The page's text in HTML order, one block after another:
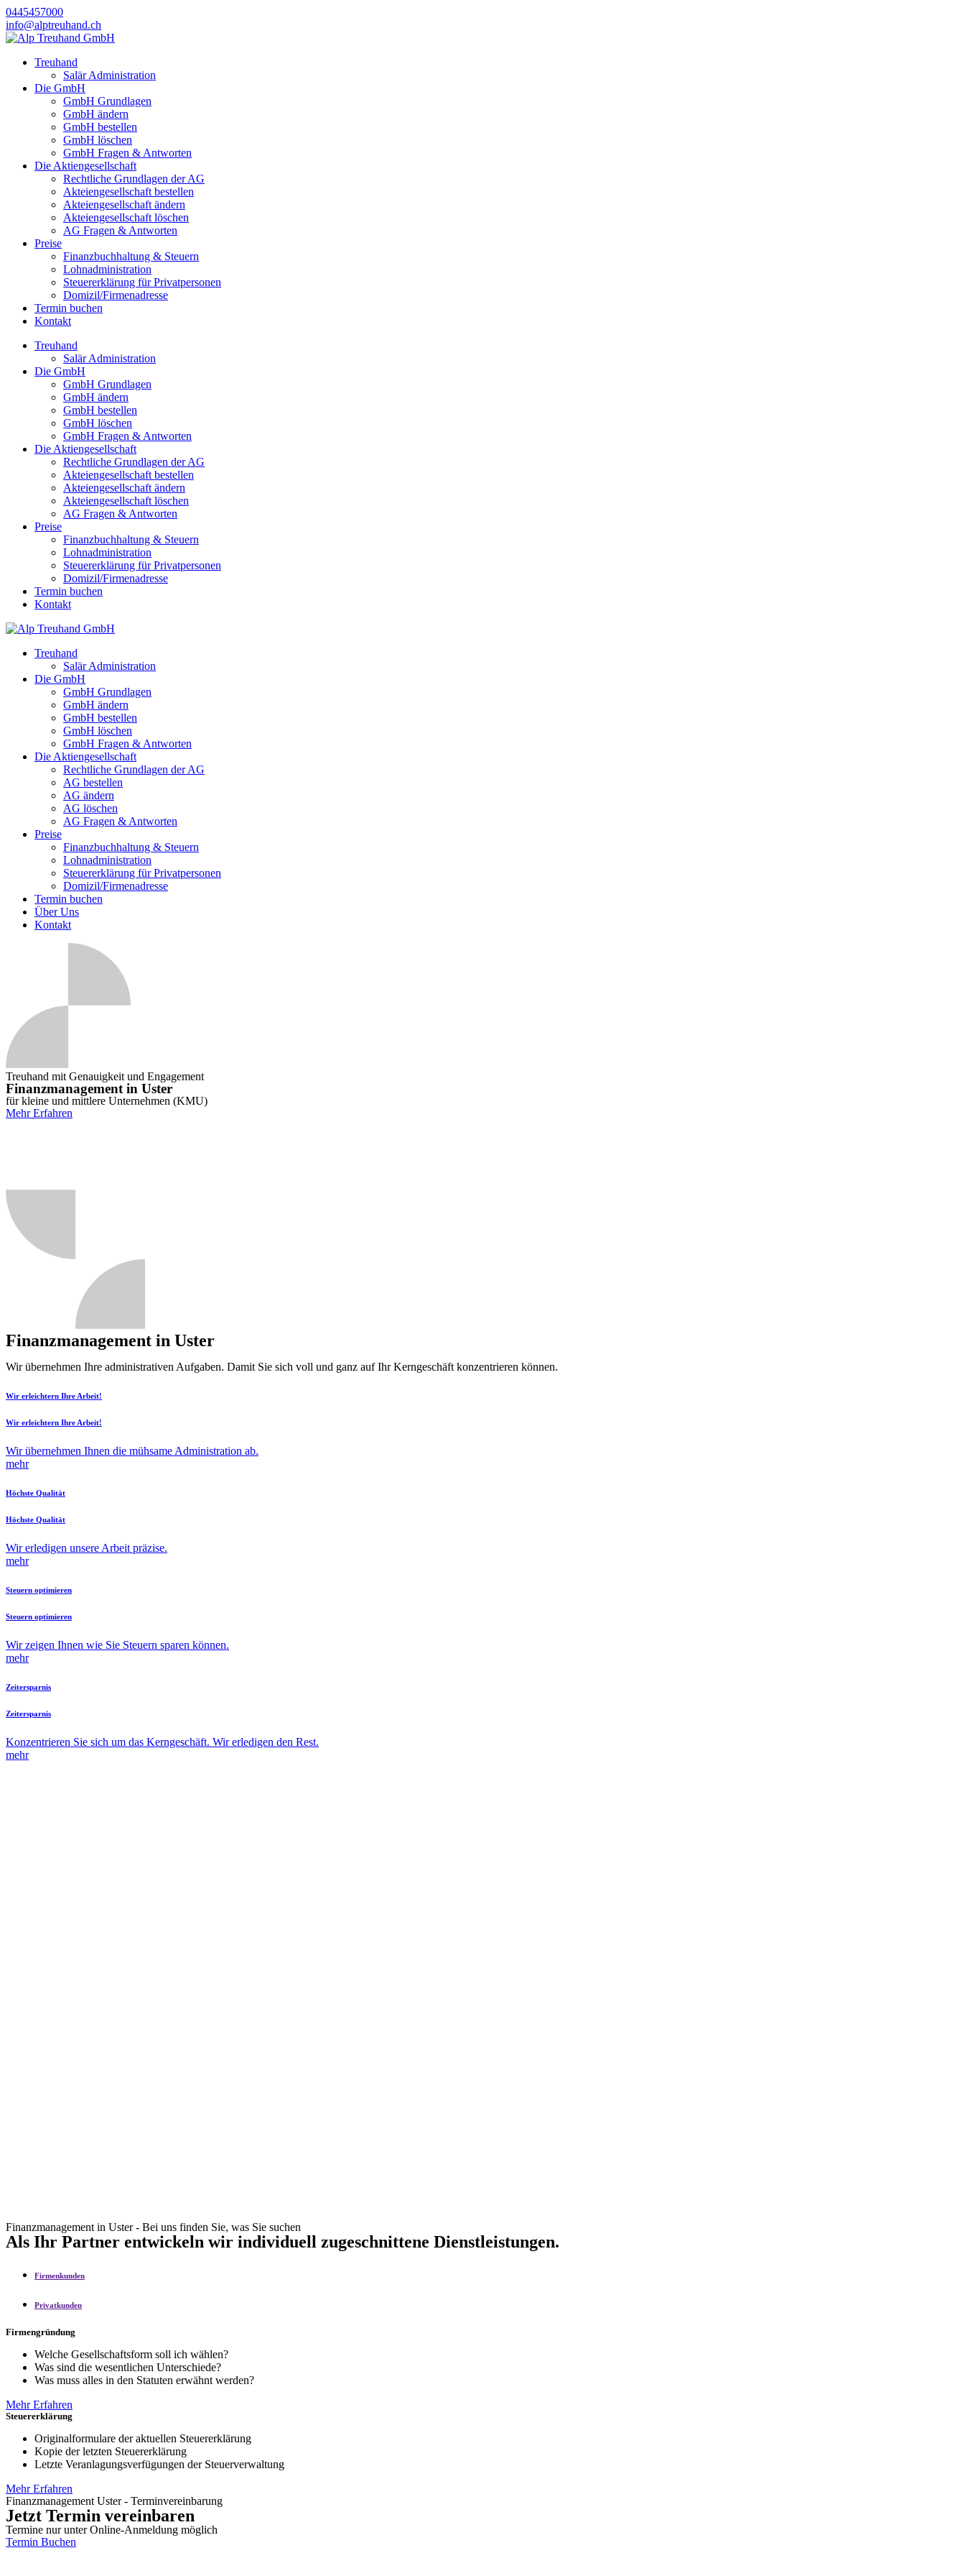
0445457000
info@alptreuhand.ch
Treuhand
Salär Administration
Die GmbH
GmbH Grundlagen
GmbH ändern
GmbH bestellen
GmbH löschen
GmbH Fragen & Antworten
Die Aktiengesellschaft
Rechtliche Grundlagen der AG
Akteiengesellschaft bestellen
Akteiengesellschaft ändern
Akteiengesellschaft löschen
AG Fragen & Antworten
Preise
Finanzbuchhaltung & Steuern
Lohnadministration
Steuererklärung für Privatpersonen
Domizil/Firmenadresse
Termin buchen
Kontakt
Treuhand
Salär Administration
Die GmbH
GmbH Grundlagen
GmbH ändern
GmbH bestellen
GmbH löschen
GmbH Fragen & Antworten
Die Aktiengesellschaft
Rechtliche Grundlagen der AG
Akteiengesellschaft bestellen
Akteiengesellschaft ändern
Akteiengesellschaft löschen
AG Fragen & Antworten
Preise
Finanzbuchhaltung & Steuern
Lohnadministration
Steuererklärung für Privatpersonen
Domizil/Firmenadresse
Termin buchen
Kontakt
Treuhand
Salär Administration
Die GmbH
GmbH Grundlagen
GmbH ändern
GmbH bestellen
GmbH löschen
GmbH Fragen & Antworten
Die Aktiengesellschaft
Rechtliche Grundlagen der AG
AG bestellen
AG ändern
AG löschen
AG Fragen & Antworten
Preise
Finanzbuchhaltung & Steuern
Lohnadministration
Steuererklärung für Privatpersonen
Domizil/Firmenadresse
Termin buchen
Über Uns
Kontakt
Treuhand mit Genauigkeit und Engagement
Finanzmanagement in Uster
für kleine und mittlere Unternehmen (KMU)
Mehr Erfahren
Finanzmanagement in Uster
Wir übernehmen Ihre administrativen Aufgaben. Damit Sie sich voll und ganz auf Ihr Kerngeschäft konzentrieren können.
Wir erleichtern Ihre Arbeit!
Wir erleichtern Ihre Arbeit!
Wir übernehmen Ihnen die mühsame Administration ab.
mehr
Höchste Qualität
Höchste Qualität
Wir erledigen unsere Arbeit präzise.
mehr
Steuern optimieren
Steuern optimieren
Wir zeigen Ihnen wie Sie Steuern sparen können.
mehr
Zeitersparnis
Zeitersparnis
Konzentrieren Sie sich um das Kerngeschäft. Wir erledigen den Rest.
mehr
Finanzmanagement in Uster - Bei uns finden Sie, was Sie suchen
Als Ihr Partner entwickeln wir individuell zugeschnittene Dienstleistungen.
Firmenkunden
Privatkunden
Firmengründung
Welche Gesellschaftsform soll ich wählen?
Was sind die wesentlichen Unterschiede?
Was muss alles in den Statuten erwähnt werden?
Mehr Erfahren
Steuererklärung
Originalformulare der aktuellen Steuererklärung
Kopie der letzten Steuererklärung
Letzte Veranlagungsverfügungen der Steuerverwaltung
Mehr Erfahren
Finanzmanagement Uster - Terminvereinbarung
Jetzt Termin vereinbaren
Termine nur unter Online-Anmeldung möglich
Termin Buchen